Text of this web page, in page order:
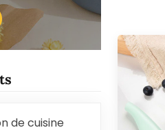
de cuisine